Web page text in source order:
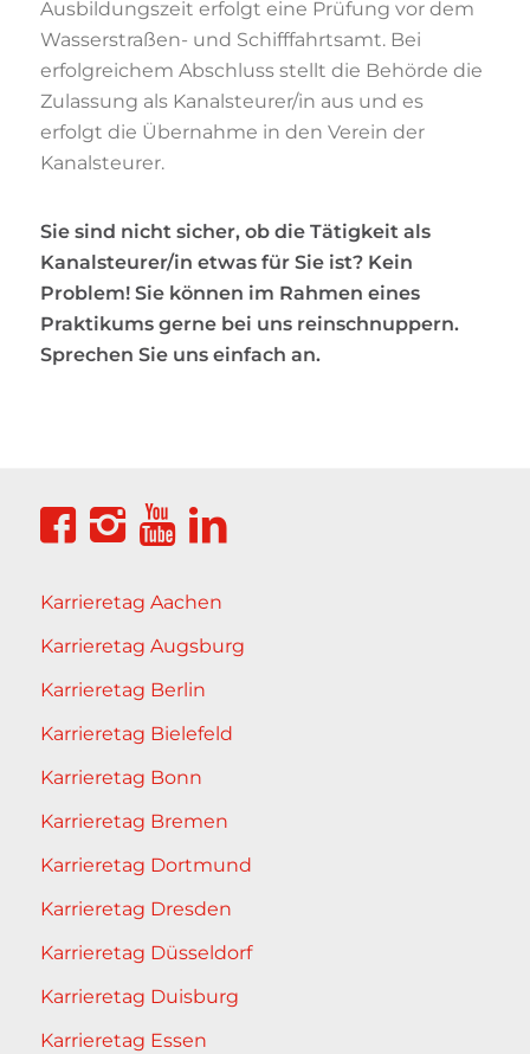
Ausbildungszeit erfolgt eine Prüfung vor dem
Wasserstraßen- und Schifffahrtsamt. Bei
erfolgreichem Abschluss stellt die Behörde die
Zulassung als Kanalsteurer/in aus und es
erfolgt die Übernahme in den Verein der
Kanalsteurer.
Sie sind nicht sicher, ob die Tätigkeit als
Kanalsteurer/in etwas für Sie ist? Kein
Problem! Sie können im Rahmen eines
Praktikums gerne bei uns reinschnuppern.
Sprechen Sie uns einfach an.
Karrieretag Aachen
Karrieretag Augsburg
Karrieretag Berlin
Karrieretag Bielefeld
Karrieretag Bonn
Karrieretag Bremen
Karrieretag Dortmund
Karrieretag Dresden
Karrieretag Düsseldorf
Karrieretag Duisburg
Karrieretag Essen